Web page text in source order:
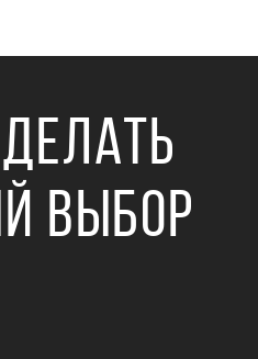
ВЫБОР